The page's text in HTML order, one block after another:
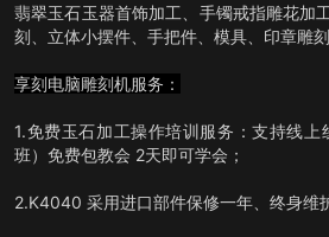
翡翠玉石玉器首饰加工、手镯戒指雕花加
刻、立体小摆件、手把件、模具、印章雕
享刻电脑雕刻机服务：
1.免费玉石加工操作培训服务：支持线
班）免费包教会 2天即可学会；
2.K4040 采用进口部件保修一年、终身维